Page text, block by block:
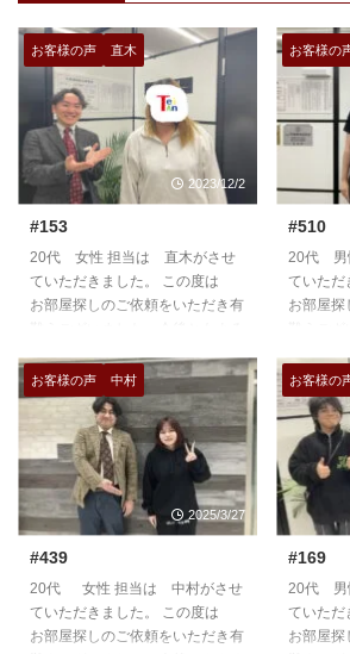
お客様の声 直木
2023/12/2
#153
20代 女性 担当は 直木がさせ
ていただきました。 この度は
お部屋探しのご依頼をいただき有
https://teian-enh.com/staff007/
お客様の
#510
20代 男
ていた
お部屋探
https://
お客様の声 中村
2025/3/27
#439
20代 女性 担当は 中村がさせ
ていただきました。 この度は
お部屋探しのご依頼をいただき有
お客様の
#169
20代 男
ていた
お部屋探